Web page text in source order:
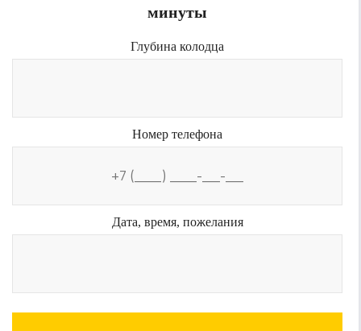
минуты
Глубина колодца
Номер телефона
Дата, время, пожелания